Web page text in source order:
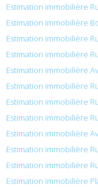
Estimation immobilière
Estimation immobilière
Estimation immobilière
Estimation immobilière
Estimation immobilière
Estimation immobilière
Estimation immobilière
Estimation immobilière
Estimation immobilière
Estimation immobilière
Estimation immobilière
Estimation immobilière